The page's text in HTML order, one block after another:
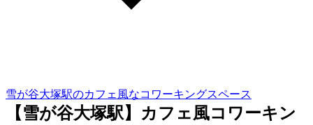
雪が谷大塚駅のカフェ風なコワーキングスペース
【雪が谷大塚駅】カフェ風コワーキン